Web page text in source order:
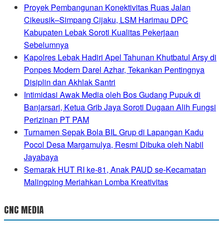
Proyek Pembangunan Konektivitas Ruas Jalan
Cikeusik–Simpang Cijaku, LSM Harimau DPC
Kabupaten Lebak Soroti Kualitas Pekerjaan
Sebelumnya
Kapolres Lebak Hadiri Apel Tahunan Khutbatul Arsy di
Ponpes Modern Darel Azhar, Tekankan Pentingnya
Disiplin dan Akhlak Santri
Intimidasi Awak Media oleh Bos Gudang Pupuk di
Banjarsari, Ketua Grib Jaya Soroti Dugaan Alih Fungsi
Perizinan PT PAM
Turnamen Sepak Bola BIL Grup di Lapangan Kadu
Pocol Desa Margamulya, Resmi Dibuka oleh Nabil
Jayabaya
Semarak HUT RI ke-81, Anak PAUD se-Kecamatan
Malingping Meriahkan Lomba Kreativitas
CNC MEDIA